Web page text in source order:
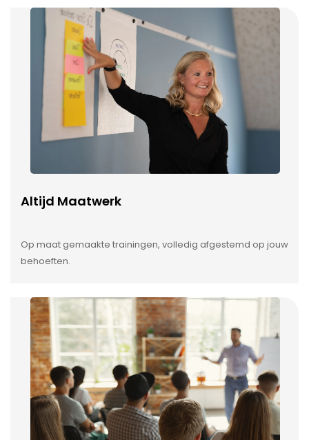
Altijd Maatwerk
Op maat gemaakte trainingen, volledig afgestemd op jouw
behoeften.